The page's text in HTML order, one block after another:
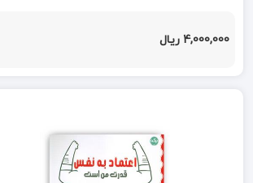
4,000,000 ریال